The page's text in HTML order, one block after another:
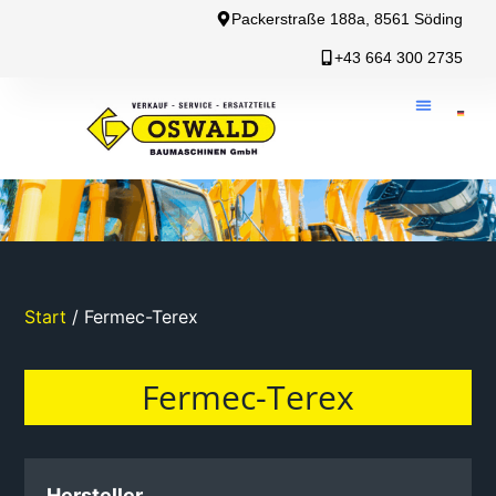
+43 664 300 2735
Packerstraße 188a, 8561 Söding
Start / Fermec-Terex
Fermec-Terex